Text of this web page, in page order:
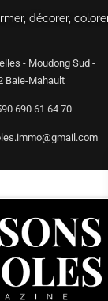
décorer,
- Moudong Sud -
Baie-Mahault
690 61 64 70